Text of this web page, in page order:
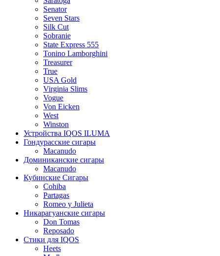
Senator
Seven Stars
Silk Cut
Sobranie
State Express 555
Tonino Lamborghini
Treasurer
True
USA Gold
Virginia Slims
Vogue
Von Eicken
West
Winston
Устройства IQOS ILUMA
Гондурасские сигары
Macanudo
Доминиканские сигары
Macanudo
Кубинские Сигары
Cohiba
Partagas
Romeo y Julieta
Никарагуанские сигары
Don Tomas
Reposado
Стики для IQOS
Heets